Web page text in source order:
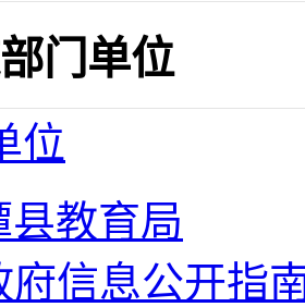
门单位
位
县教育局
府信息公开指